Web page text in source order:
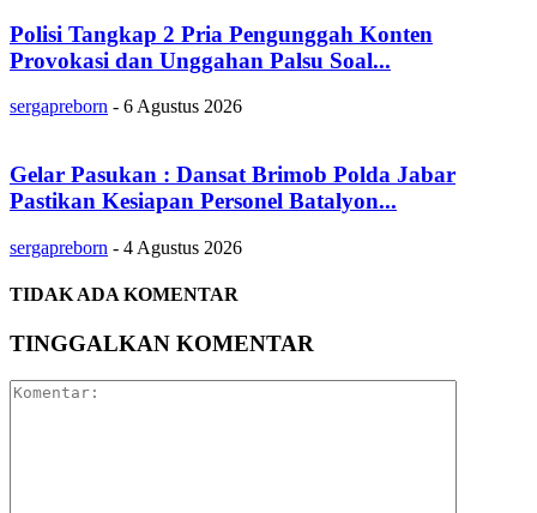
Polisi Tangkap 2 Pria Pengunggah Konten
Provokasi dan Unggahan Palsu Soal...
sergapreborn - 6 Agustus 2026
Gelar Pasukan : Dansat Brimob Polda Jabar
Pastikan Kesiapan Personel Batalyon...
sergapreborn - 4 Agustus 2026
TIDAK ADA KOMENTAR
TINGGALKAN KOMENTAR